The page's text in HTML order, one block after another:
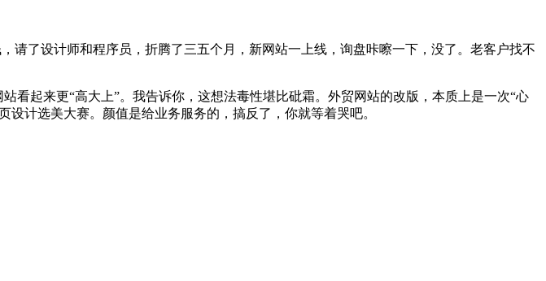
请了设计师和程序员，折腾了三五个月，新网站一上线，询盘咔嚓一下，没了。老客户找不
看起来更“高大上”。我告诉你，这想法毒性堪比砒霜。外贸网站的改版，本质上是一次“心
计选美大赛。颜值是给业务服务的，搞反了，你就等着哭吧。